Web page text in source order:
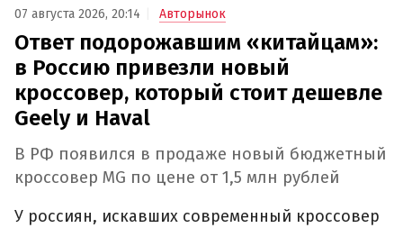
07 августа 2026, 20:14 Авторынок
Ответ подорожавшим «китайцам»:
в Россию привезли новый
кроссовер, который стоит дешевле
Geely и Haval
В РФ появился в продаже новый бюджетный
кроссовер MG по цене от 1,5 млн рублей
У россиян, искавших современный кроссовер